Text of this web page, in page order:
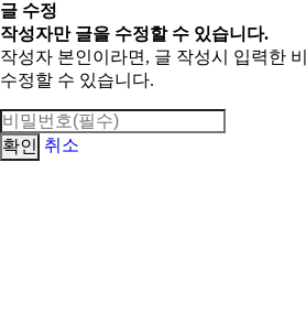
글 수정
작성자만 글을 수정할 수 있습니다.
작성자 본인이라면, 글 작성시 입력한
수정할 수 있습니다.
확인 취소